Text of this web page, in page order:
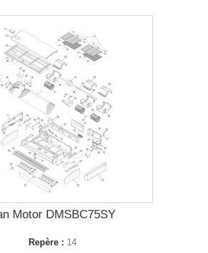
Motor DMSBC75SY
Repère : 14